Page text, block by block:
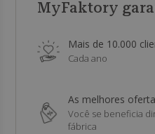
MyFaktory
Mais de 10.000
Cada ano
As melhores
Você se beneficia
fábrica